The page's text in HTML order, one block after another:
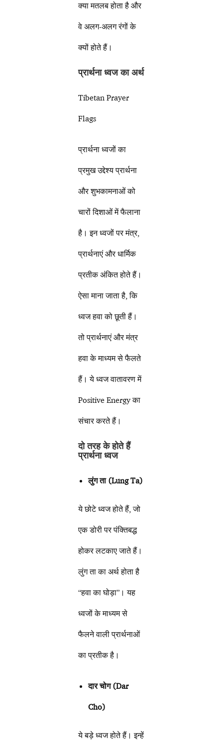
क्या मतलब होता है और
वे अलग-अलग रंगों के
क्यों होते हैं।
प्रार्थना ध्वज का अर्थ
Tibetan Prayer
Flags
प्रार्थना ध्वजों का
प्रमुख उद्देश्य प्रार्थना
और शुभकामनाओं को
चारों दिशाओं में फैलाना
है। इन ध्वजों पर मंत्र,
प्रार्थनाएं और धार्मिक
प्रतीक अंकित होते हैं।
ऐसा माना जाता है, कि
ध्वज हवा को छूती हैं।
तो प्रार्थनाएं और मंत्र
हवा के माध्यम से फैलते
हैं। ये ध्वज वातावरण में
Positive Energy का
संचार करते हैं।
दो तरह के होते हैं
प्रार्थना ध्वज
लुंग ता (Lung Ta)
ये छोटे ध्वज होते हैं, जो
एक डोरी पर पंक्तिबद्ध
होकर लटकाए जाते हैं।
लुंग ता का अर्थ होता है
“हवा का घोड़ा”। यह
ध्वजों के माध्यम से
फैलने वाली प्रार्थनाओं
का प्रतीक है।
दार चोग (Dar
Cho)
ये बड़े ध्वज होते हैं। इन्हें